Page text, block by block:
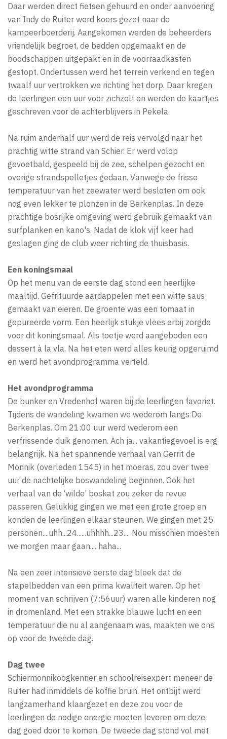
Daar werden direct fietsen gehuurd en onder aanvoering
van Indy de Ruiter werd koers gezet naar de
kampeerboerderij. Aangekomen werden de beheerders
vriendelijk begroet, de bedden opgemaakt en de
boodschappen uitgepakt en in de voorraadkasten
gestopt. Ondertussen werd het terrein verkend en tegen
twaalf uur vertrokken we richting het dorp. Daar kregen
de leerlingen een uur voor zichzelf en werden de kaartjes
geschreven voor de achterblijvers in Pekela.
Na ruim anderhalf uur werd de reis vervolgd naar het
prachtig witte strand van Schier. Er werd volop
gevoetbald, gespeeld bij de zee, schelpen gezocht en
overige strandspelletjes gedaan. Vanwege de frisse
temperatuur van het zeewater werd besloten om ook
nog even lekker te plonzen in de Berkenplas. In deze
prachtige bosrijke omgeving werd gebruik gemaakt van
surfplanken en kano's. Nadat de klok vijf keer had
geslagen ging de club weer richting de thuisbasis.
Een koningsmaal
Op het menu van de eerste dag stond een heerlijke
maaltijd. Gefrituurde aardappelen met een witte saus
gemaakt van eieren. De groente was een tomaat in
gepureerde vorm. Een heerlijk stukje vlees erbij zorgde
voor dit koningsmaal. Als toetje werd aangeboden een
dessert à la vla. Na het eten werd alles keurig opgeruimd
en werd het avondprogramma verteld.
Het avondprogramma
De bunker en Vredenhof waren bij de leerlingen favoriet.
Tijdens de wandeling kwamen we wederom langs De
Berkenplas. Om 21:00 uur werd wederom een
verfrissende duik genomen. Ach ja... vakantiegevoel is erg
belangrijk. Na het spannende verhaal van Gerrit de
Monnik (overleden 1545) in het moeras, zou over twee
uur de nachtelijke boswandeling beginnen. Ook het
verhaal van de ‘wilde’ boskat zou zeker de revue
passeren. Gelukkig gingen we met een grote groep en
konden de leerlingen elkaar steunen. We gingen met 25
personen....uhh...24......uhhhh...23.... Nou misschien moesten
we morgen maar gaan.... haha...
Na een zeer intensieve eerste dag bleek dat de
stapelbedden van een prima kwaliteit waren. Op het
moment van schrijven (7:56uur) waren alle kinderen nog
in dromenland. Met een strakke blauwe lucht en een
temperatuur die nu al aangenaam was, maakten we ons
op voor de tweede dag.
Dag twee
Schiermonnikoogkenner en schoolreisexpert meneer de
Ruiter had inmiddels de koffie bruin. Het ontbijt werd
langzamerhand klaargezet en deze zou voor de
leerlingen de nodige energie moeten leveren om deze
dag goed door te komen. De tweede dag stond vol met